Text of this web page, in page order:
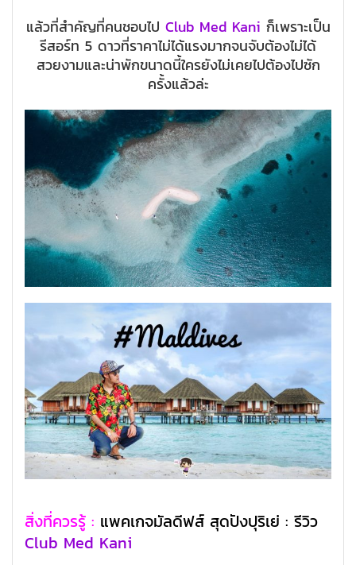
แล้วที่สำคัญที่คนชอบไป Club Med Kani ก็เพราะเป็น
รีสอร์ท 5 ดาวที่ราคาไม่ได้แรงมากจนจับต้องไม่ได้
สวยงามและน่าพักขนาดนี้ใครยังไม่เคยไปต้องไปซัก
ครั้งแล้วล่ะ
สิ่งที่ควรรู้ : แพคเกจมัลดีฟส์ สุดปังปุริเย่ : รีวิว
Club Med Kani